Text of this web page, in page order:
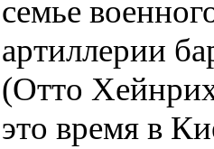
семье
артиллерии
(Отто
это время в